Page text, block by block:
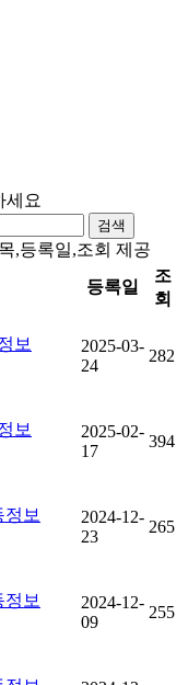
세요
검색
,등록일,조회 제공
등록일
조
회
보
2025-03-
24
282
보
2025-02-
17
394
보
2024-12-
23
265
보
2024-12-
09
255